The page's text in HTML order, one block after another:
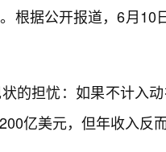
根据公开报道，6月10
的担忧：如果不计入
亿美元，但年收入反